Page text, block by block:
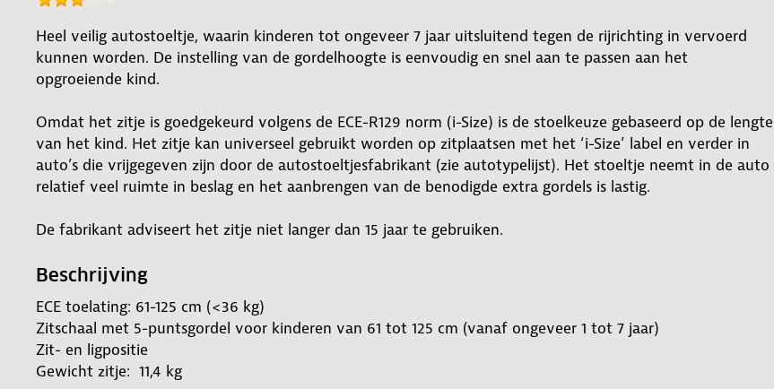
Heel veilig autostoeltje, waarin kinderen tot ongeveer 7 jaar uitsluitend tegen de rijrichting in vervoerd
kunnen worden. De instelling van de gordelhoogte is eenvoudig en snel aan te passen aan het
opgroeiende kind.
Omdat het zitje is goedgekeurd volgens de ECE-R129 norm (i-Size) is de stoelkeuze gebaseerd op de lengte
van het kind. Het zitje kan universeel gebruikt worden op zitplaatsen met het ‘i-Size’ label en verder in
auto’s die vrijgegeven zijn door de autostoeltjesfabrikant (zie autotypelijst). Het stoeltje neemt in de auto
relatief veel ruimte in beslag en het aanbrengen van de benodigde extra gordels is lastig.
De fabrikant adviseert het zitje niet langer dan 15 jaar te gebruiken.
Beschrijving
ECE toelating: 61-125 cm (<36 kg)
Zitschaal met 5-puntsgordel voor kinderen van 61 tot 125 cm (vanaf ongeveer 1 tot 7 jaar)
Zit- en ligpositie
Gewicht zitje: 11,4 kg